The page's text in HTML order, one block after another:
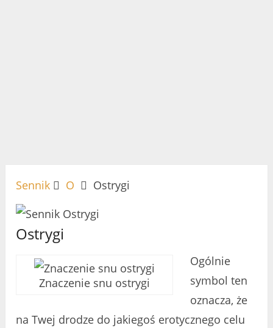
Sennik O Ostrygi
Ostrygi
Znaczenie snu ostrygi
Ogólnie
symbol ten
oznacza, że
na Twej drodze do jakiegoś erotycznego celu